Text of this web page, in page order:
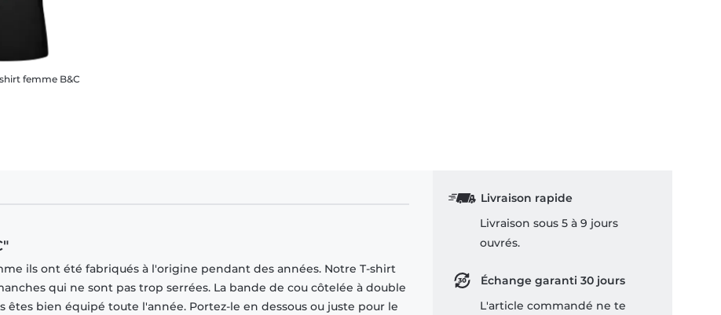
femme B&C
ils ont été fabriqués à l'origine pendant des années. Notre T-shirt
qui ne sont pas trop serrées. La bande de cou côtelée à double
êtes bien équipé toute l'année. Portez-le en dessous ou juste pour le
Livraison rapide
Livraison sous 5 à 9 jours
ouvrés.
Échange garanti 30 jours
L'article commandé ne te